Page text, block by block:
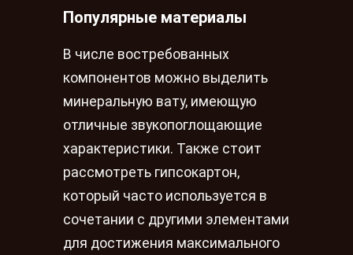
Популярные материалы
В числе востребованных
компонентов можно выделить
минеральную вату, имеющую
отличные звукопоглощающие
характеристики. Также стоит
рассмотреть гипсокартон,
который часто используется в
сочетании с другими элементами
для достижения максимального